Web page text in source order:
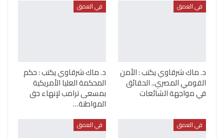
في العمق
د. ماك شرقاوي يكتب : الأمن
القومي المصري.. الحقائق
في مواجهة الشائعات
في العمق
د. ماك شرقاوي يكتب : حكم
المحكمة العليا الأمريكية
بمسعى ترامب لإنهاء حق
المواطنة…
في العمق في العمق